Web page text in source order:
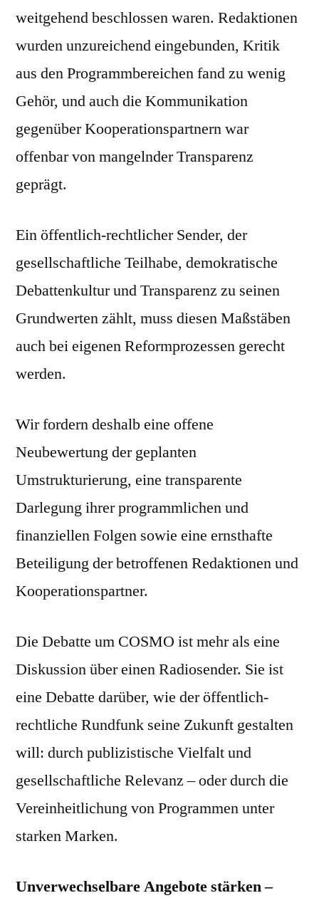
weitgehend beschlossen waren. Redaktionen
wurden unzureichend eingebunden, Kritik
aus den Programmbereichen fand zu wenig
Gehör, und auch die Kommunikation
gegenüber Kooperationspartnern war
offenbar von mangelnder Transparenz
geprägt.
Ein öffentlich-rechtlicher Sender, der
gesellschaftliche Teilhabe, demokratische
Debattenkultur und Transparenz zu seinen
Grundwerten zählt, muss diesen Maßstäben
auch bei eigenen Reformprozessen gerecht
werden.
Wir fordern deshalb eine offene
Neubewertung der geplanten
Umstrukturierung, eine transparente
Darlegung ihrer programmlichen und
finanziellen Folgen sowie eine ernsthafte
Beteiligung der betroffenen Redaktionen und
Kooperationspartner.
Die Debatte um COSMO ist mehr als eine
Diskussion über einen Radiosender. Sie ist
eine Debatte darüber, wie der öffentlich-
rechtliche Rundfunk seine Zukunft gestalten
will: durch publizistische Vielfalt und
gesellschaftliche Relevanz – oder durch die
Vereinheitlichung von Programmen unter
starken Marken.
Unverwechselbare Angebote stärken –